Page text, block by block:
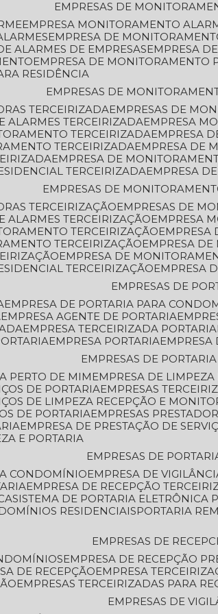
EMPRESAS DE
EMPRESA MONITORAMENTO
EMPRESA DE
ALARMES DE EMPRESAS
EMPRESA
EMPRESA DE MONITORAMENTO
RESIDÊNCIA
EMPRESAS DE
TERCEIRIZADA
EMPRESAS DE
ALARMES TERCEIRIZADA
EMPRESA
TERCEIRIZADA
EMPRESA
TERCEIRIZADA
EMPRESA DE
EMPRESA DE
TERCEIRIZADA
EMPRESA
EMPRESAS DE
TERCEIRIZAÇÃO
EMPRESAS DE
ALARMES TERCEIRIZAÇÃO
EMPRESA
TERCEIRIZAÇÃO
TERCEIRIZAÇÃO
EMPRESA
EMPRESA DE
TERCEIRIZAÇÃO
EMPRESA
EMPRESAS DE
EMPRESA DE PORTARIA PARA
EMPRESA AGENTE DE PORTARIA
EMPRESA TERCEIRIZADA PORTARIA
EMPRESA PORTARIA
EMPRESAS DE
PERTO DE MIM
EMPRESA DE
DE PORTARIA
EMPRESAS
DE LIMPEZA RECEPÇÃO E
DE PORTARIA
EMPRESAS
EMPRESA DE PRESTAÇÃO DE
E PORTARIA
EMPRESAS DE
CONDOMÍNIO
EMPRESA DE
EMPRESA DE RECEPÇÃO
SISTEMA DE PORTARIA
RESIDENCIAIS
PORTARIA
EMPRESAS DE
EMPRESA DE RECEPÇÃO
DE RECEPÇÃO EMPRESA
EMPRESAS TERCEIRIZADAS PARA
EMPRESAS DE